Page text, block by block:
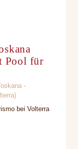
Pool für
-
bei Volterra